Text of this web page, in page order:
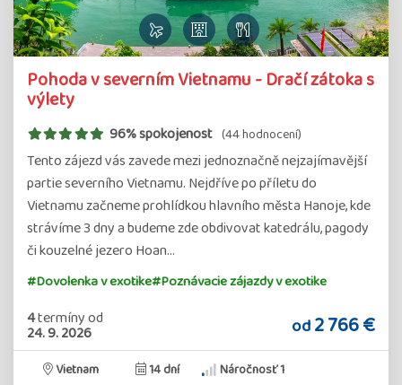
Pohoda v severním Vietnamu - Dračí zátoka s
výlety
96% spokojenost (44 hodnocení)
Tento zájezd vás zavede mezi jednoznačně nejzajímavější
partie severního Vietnamu. Nejdříve po příletu do
Vietnamu začneme prohlídkou hlavního města Hanoje, kde
strávíme 3 dny a budeme zde obdivovat katedrálu, pagody
či kouzelné jezero Hoan…
#Dovolenka v exotike#Poznávacie zájazdy v exotike
4termínyod
24. 9. 2026 od2 766 €
Vietnam 14 dní Náročnosť 1